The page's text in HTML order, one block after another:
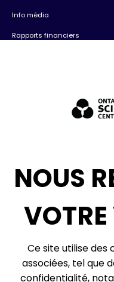
Info média
Rapports financiers
Expositions : ventes et
Infolettre
© 2026, Centre des sciences de
l’Ontario. Tous droits réservés.
Plan du site
NOUS
VOTRE
Ce site utilise des
associées, tel que
confidentialité,